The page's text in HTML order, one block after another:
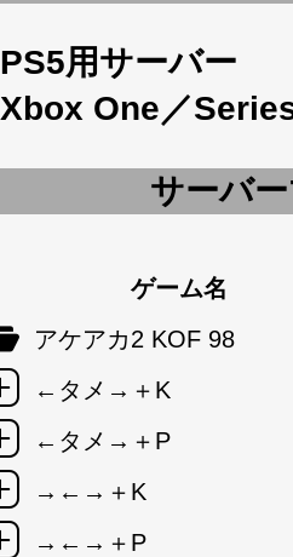
PS5用サーバー
Xbox One／
サーバ
ゲーム名
アケアカ2 KOF 98
←タメ→＋K
←タメ→＋P
→←→＋K
→←→＋P